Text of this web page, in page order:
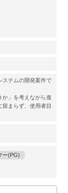
ステムの開発案件で
か」を考えながら進
まらず、使用者目
ー(PG)